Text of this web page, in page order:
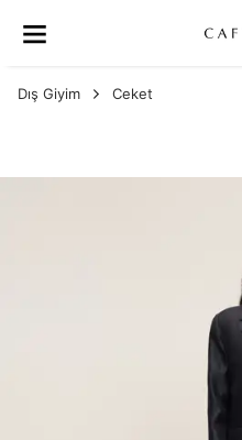
Dış Giyim Ceket